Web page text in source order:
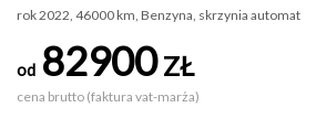
rok 2022, 46000 km, Benzyna, skrzynia automat
od 82900ZŁ
cena brutto (faktura vat-marża)